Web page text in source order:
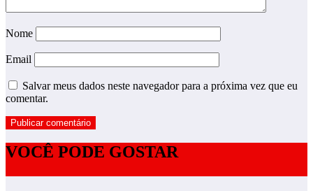
Nome
Email
Salvar meus dados neste navegador para a próxima vez que eu
comentar.
VOCÊ PODE GOSTAR